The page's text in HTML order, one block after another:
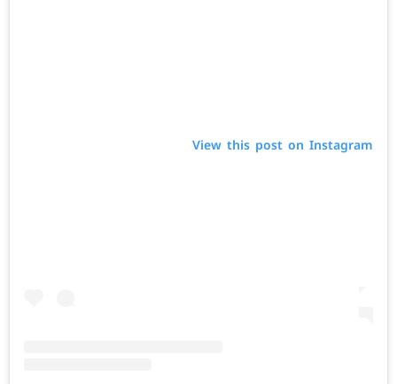
View this post on Instagram